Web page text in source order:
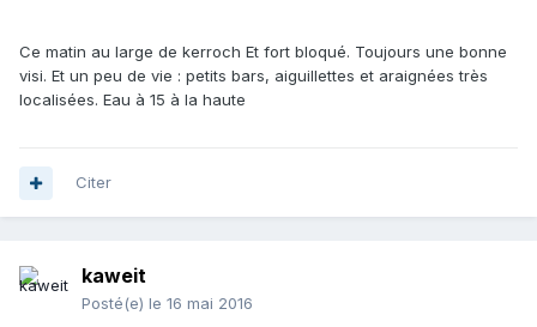
Ce matin au large de kerroch Et fort bloqué. Toujours une bonne
visi. Et un peu de vie : petits bars, aiguillettes et araignées très
localisées. Eau à 15 à la haute
Citer
kaweit
Posté(e) le 16 mai 2016